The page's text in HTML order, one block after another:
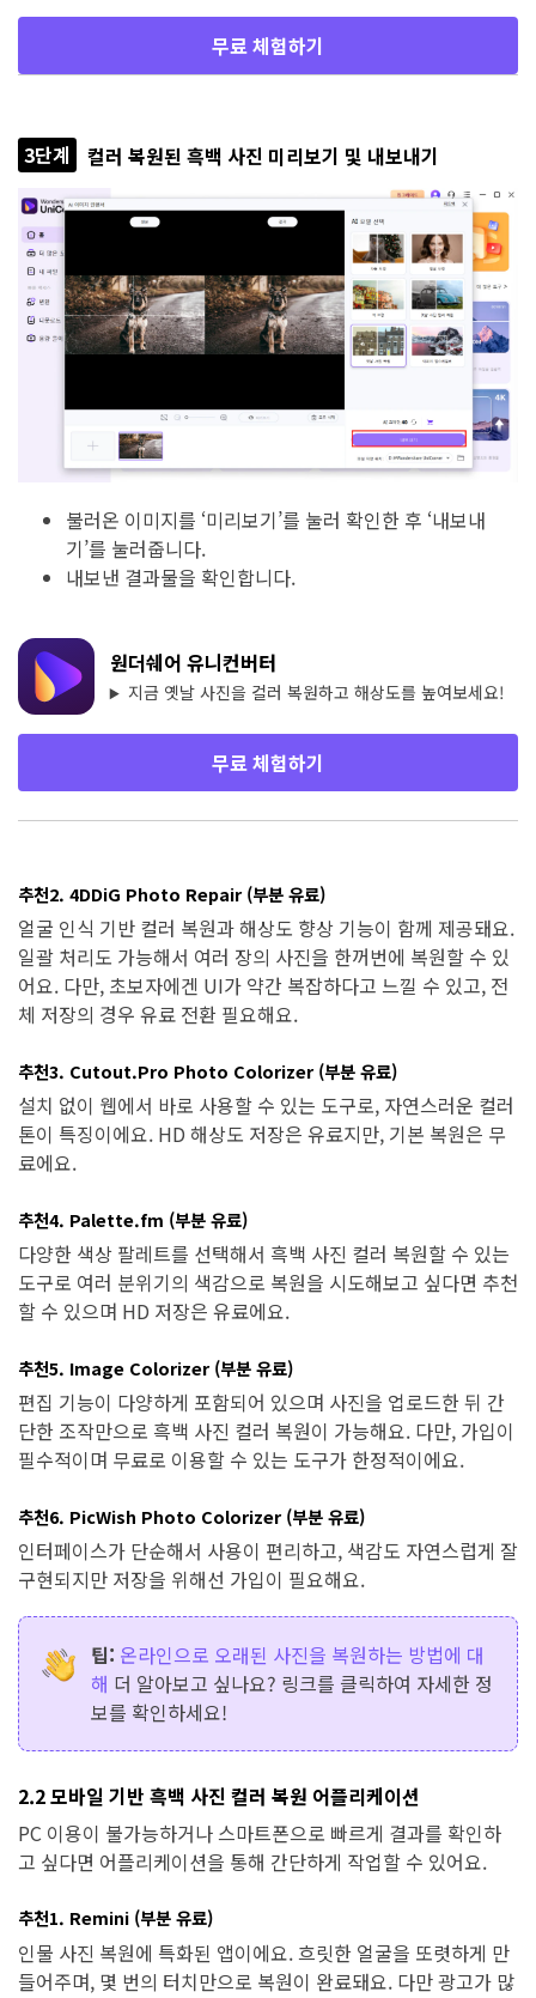
무료 체험하기
3단계 컬러 복원된 흑백 사진 미리보기 및 내보내기
불러온 이미지를 ‘미리보기’를 눌러 확인한 후 ‘내보내
기’를 눌러줍니다.
내보낸 결과물을 확인합니다.
원더쉐어 유니컨버터
지금 옛날 사진을 컬러 복원하고 해상도를 높여보세요!
무료 체험하기
추천2. 4DDiG Photo Repair (부분 유료)
얼굴 인식 기반 컬러 복원과 해상도 향상 기능이 함께 제공돼요.
일괄 처리도 가능해서 여러 장의 사진을 한꺼번에 복원할 수 있
어요. 다만, 초보자에겐 UI가 약간 복잡하다고 느낄 수 있고, 전
체 저장의 경우 유료 전환 필요해요.
추천3. Cutout.Pro Photo Colorizer (부분 유료)
설치 없이 웹에서 바로 사용할 수 있는 도구로, 자연스러운 컬러
톤이 특징이에요. HD 해상도 저장은 유료지만, 기본 복원은 무
료에요.
추천4. Palette.fm (부분 유료)
다양한 색상 팔레트를 선택해서 흑백 사진 컬러 복원할 수 있는
도구로 여러 분위기의 색감으로 복원을 시도해보고 싶다면 추천
할 수 있으며 HD 저장은 유료에요.
추천5. Image Colorizer (부분 유료)
편집 기능이 다양하게 포함되어 있으며 사진을 업로드한 뒤 간
단한 조작만으로 흑백 사진 컬러 복원이 가능해요. 다만, 가입이
필수적이며 무료로 이용할 수 있는 도구가 한정적이에요.
추천6. PicWish Photo Colorizer (부분 유료)
인터페이스가 단순해서 사용이 편리하고, 색감도 자연스럽게 잘
구현되지만 저장을 위해선 가입이 필요해요.
팁: 온라인으로 오래된 사진을 복원하는 방법에 대
해 더 알아보고 싶나요? 링크를 클릭하여 자세한 정
보를 확인하세요!
2.2 모바일 기반 흑백 사진 컬러 복원 어플리케이션
PC 이용이 불가능하거나 스마트폰으로 빠르게 결과를 확인하
고 싶다면 어플리케이션을 통해 간단하게 작업할 수 있어요.
추천1. Remini (부분 유료)
인물 사진 복원에 특화된 앱이에요. 흐릿한 얼굴을 또렷하게 만
들어주며, 몇 번의 터치만으로 복원이 완료돼요. 다만 광고가 많